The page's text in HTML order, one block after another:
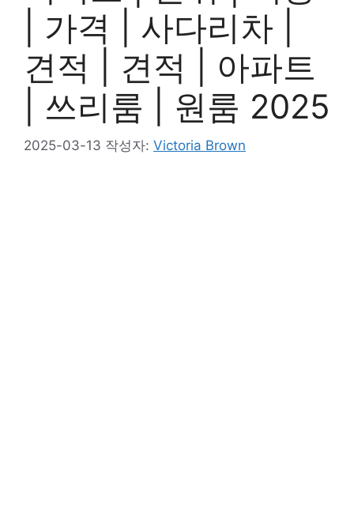
| 가격 | 사다리차 |
견적 | 견적 | 아파트
| 쓰리룸 | 원룸 2025
2025-03-13 작성자: Victoria Brown